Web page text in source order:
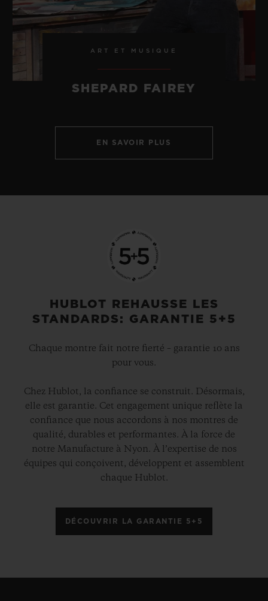
ART ET MUSIQUE
SHEPARD FAIREY
EN SAVOIR PLUS
HUBLOT REHAUSSE LES
STANDARDS: GARANTIE 5+5
Chaque montre fait notre fierté – garantie 10 ans
pour vous.
Chez Hublot, la confiance se construit. Désormais,
elle est garantie. Cet engagement unique reflète la
confiance que nous accordons à nos montres de
qualité, durables et performantes. À la force de
notre Manufacture à Nyon. À l’expertise de nos
équipes qui conçoivent, développent et assemblent
chaque Hublot.
DÉCOUVRIR LA GARANTIE 5+5